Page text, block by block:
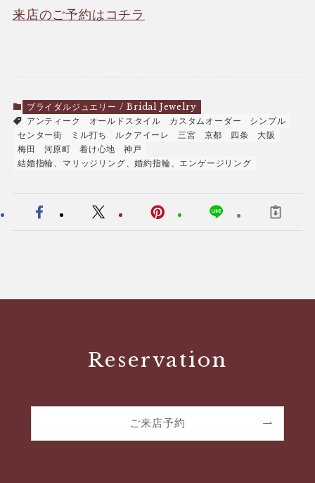
来店のご予約はコチラ
ブライダルジュエリー / Bridal Jewelry
アンティーク
オールドスタイル カスタムオーダー
シンプル
センター街
ミル打ち ルクアイーレ 三宮 京都 四条
大阪
梅田
河原町 着け心地
神戸
結婚指輪、マリッジリング、婚約指輪、エンゲージリング
Reservation
ご来店予約